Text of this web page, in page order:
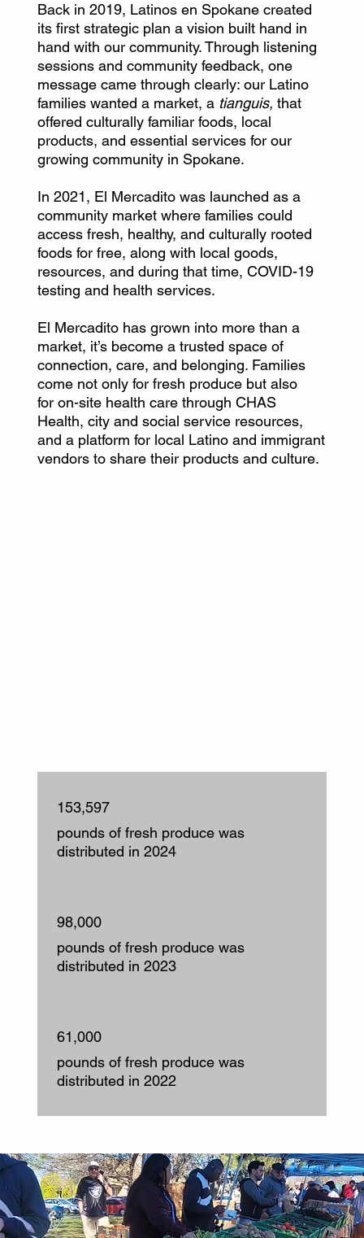
Back in 2019, Latinos en Spokane created
its first strategic plan a vision built hand in
hand with our community. Through listening
sessions and community feedback, one
message came through clearly: our Latino
families wanted a market, a tianguis, that
offered culturally familiar foods, local
products, and essential services for our
growing community in Spokane.
In 2021, El Mercadito was launched as a
community market where families could
access fresh, healthy, and culturally rooted
foods for free, along with local goods,
resources, and during that time, COVID-19
testing and health services.
El Mercadito has grown into more than a
market, it’s become a trusted space of
connection, care, and belonging. Families
come not only for fresh produce but also
for on-site health care through CHAS
Health, city and social service resources,
and a platform for local Latino and immigrant
vendors to share their products and culture.
153,597
pounds of fresh produce was
distributed in 2024
98,000
pounds of fresh produce was
distributed in 2023
61,000
pounds of fresh produce was
distributed in 2022